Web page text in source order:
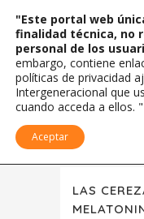
LAS
"Este portal web
finalidad técnica, no
personal de los
embargo, contiene
políticas de privacidad
Intergeneracional que
cuando acceda a ellos. "
Aceptar